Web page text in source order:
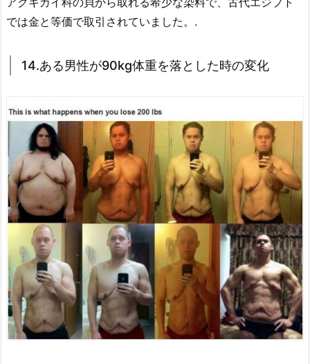
では金と等価で取引されていました。.
14.ある男性が90kg体重を落とした時の変化